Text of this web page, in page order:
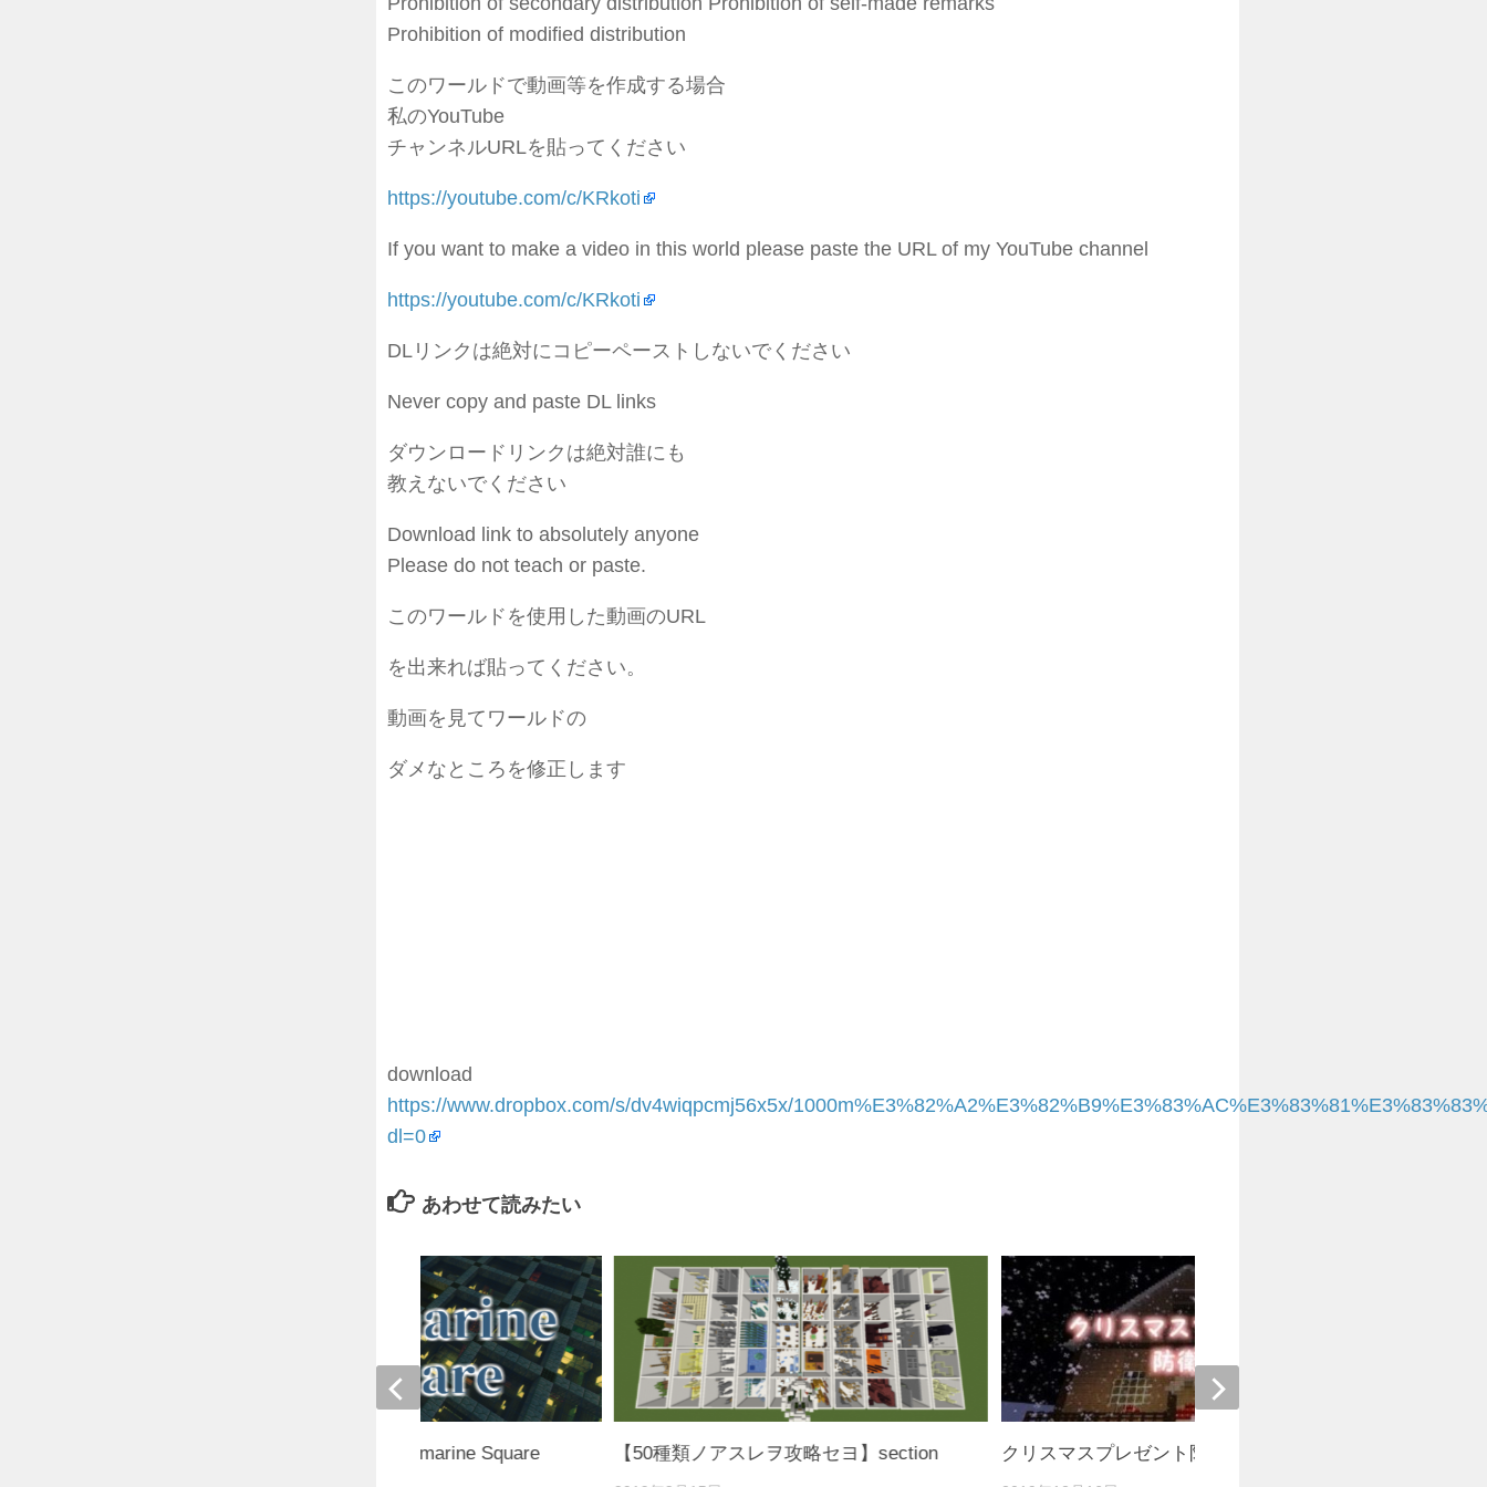
Prohibition of modified distribution
このワールドで動画等を作成する場合
私のYouTube
チャンネルURLを貼ってください
https://youtube.com/c/KRkoti
If you want to make a video in this world please paste the URL of my YouTube channel
https://youtube.com/c/KRkoti
DLリンクは絶対にコピーペーストしないでください
Never copy and paste DL links
ダウンロードリンクは絶対誰にも
教えないでください
Download link to absolutely anyone
Please do not teach or paste.
このワールドを使用した動画のURL
を出来れば貼ってください。
動画を見てワールドの
ダメなところを修正します
download
https://www.dropbox.com/s/dv4wiqpcmj56x5x/
dl=0
あわせて読みたい
【50種類ノアスレヲ攻略セヨ】section クリスマスプレゼント防衛戦
【1.15.2～1.17.1】Prismarine Square